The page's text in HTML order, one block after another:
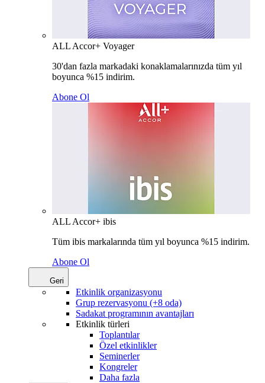
ALL Accor+ Voyager
30'dan fazla markadaki konaklamalarınızda tüm yıl
boyunca %15 indirim.
Abone Ol
ALL Accor+ ibis
Tüm ibis markalarında tüm yıl boyunca %15 indirim.
Abone Ol
Geri
Etkinlik organizasyonu
Grup rezervasyonu (+8 oda)
Sadakat programının avantajları
Etkinlik türleri
Toplantılar
Özel etkinlikler
Seminerler
Kongreler
Daha fazla